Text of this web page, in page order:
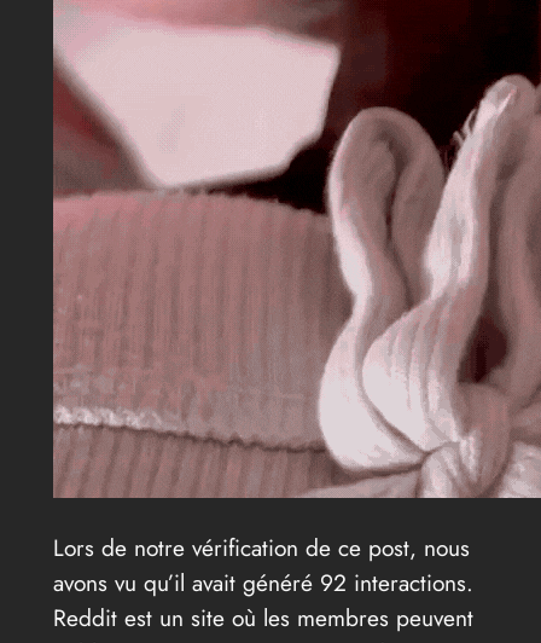
Lors de notre vérification de ce post, nous
avons vu qu’il avait généré 92 interactions.
Reddit est un site où les membres peuvent